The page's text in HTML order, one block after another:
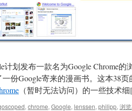
计划发布一款名为Google Chrome的
一份Google寄来的漫画书。这本38
（暂时无法访问）的一些技术细
, chrome, Google, lenssen, philipp, 浏